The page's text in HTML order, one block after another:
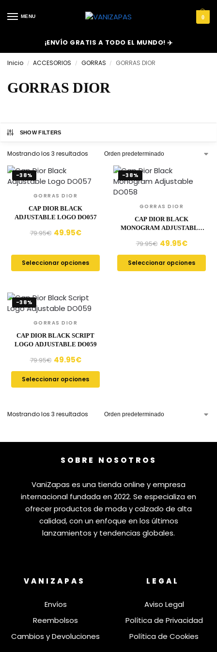
MENU 0
¡ENVÍO GRATIS A TODO EL MUNDO! ✈️
Inicio / ACCESORIOS / GORRAS / GORRAS DIOR
GORRAS DIOR
SHOW FILTERS
Mostrando los 3 resultados
-38%
GORRAS DIOR
CAP DIOR BLACK
ADJUSTABLE LOGO DO057
79.95€ 49.95€
Seleccionar opciones
-38%
GORRAS DIOR
CAP DIOR BLACK
MONOGRAM ADJUSTABLE
79.95€ 49.95€
Seleccionar opciones
-38%
GORRAS DIOR
CAP DIOR BLACK SCRIPT
LOGO ADJUSTABLE DO059
79.95€ 49.95€
Seleccionar opciones
Mostrando los 3 resultados
SOBRE NOSOTROS
VaniZapas es una tienda online y empresa
internacional fundada en 2022. Se especializa en
ofrecer productos de moda y calzado de alta
calidad, con un enfoque en los últimos
lanzamientos y tendencias globales.
VANIZAPAS
Envíos
Reembolsos
Cambios y Devoluciones
LEGAL
Aviso Legal
Política de Privacidad
Política de Cookies